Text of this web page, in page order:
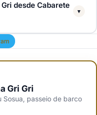
passeios a Gri Gri com
incluir o passeio de
e uma parada na
desde Cabarete
▾
Sosua custa cerca de 70 a
o passeio de barco e
propria e pagar a tarifa
de 10 a 25 dolares pelo
do estacionamento.
Gri Gri
Sosua, passeio de barco